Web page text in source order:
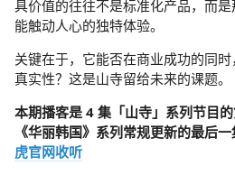
具价值的往往不是标准化产品，而是
能触动人心的独特体验。
关键在于，它能否在商业成功的同
真实性？这是山寺留给未来的课题。
本期播客是 4 集「山寺」系列节目
《华丽韩国》系列常规更新的最后
虎官网收听